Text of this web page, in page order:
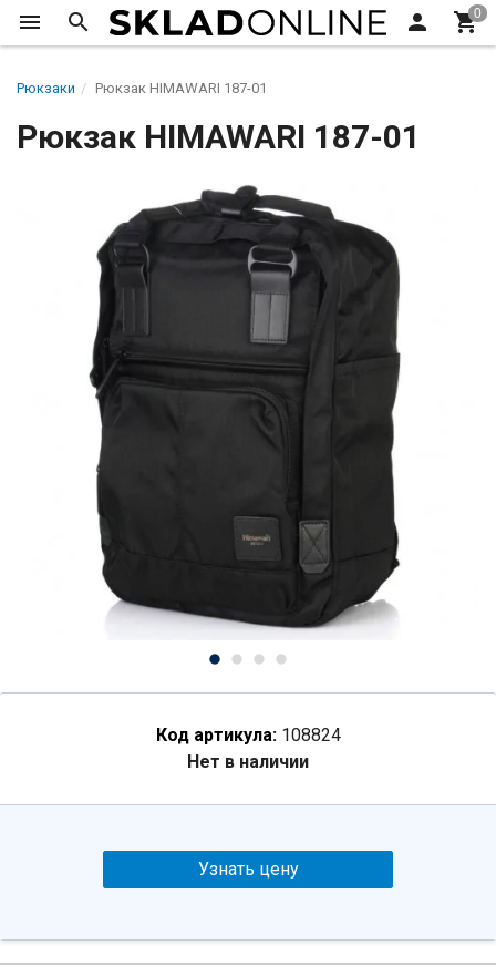
Рюкзаки Рюкзак HIMAWARI 187-01
Рюкзак HIMAWARI 187-01
Код артикула: 108824
Нет в наличии
Узнать цену